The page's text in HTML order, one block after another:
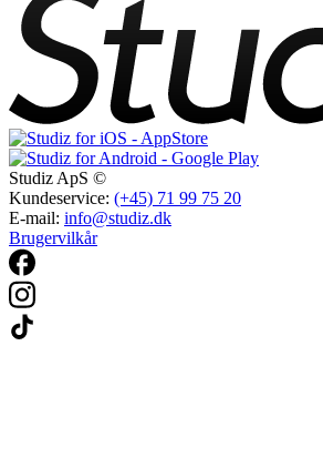
Studiz ApS ©
Kundeservice: (+45) 71 99 75 20
E-mail: info@studiz.dk
Brugervilkår